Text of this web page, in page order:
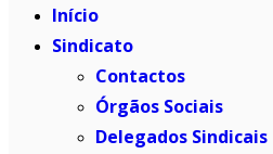
Início
Sindicato
Contactos
Órgãos Sociais
Delegados Sindicais